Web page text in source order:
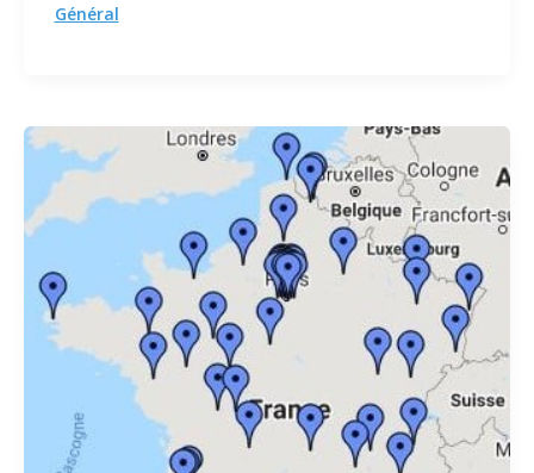
Général